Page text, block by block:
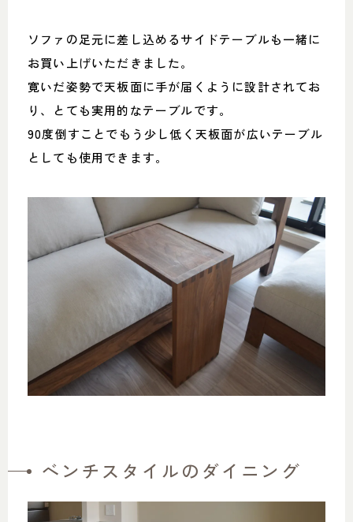
ソファの足元に差し込めるサイドテーブルも一緒に
お買い上げいただきました。
寛いだ姿勢で天板面に手が届くように設計されてお
り、とても実用的なテーブルです。
90度倒すことでもう少し低く天板面が広いテーブル
としても使用できます。
ベンチスタイルのダイニング